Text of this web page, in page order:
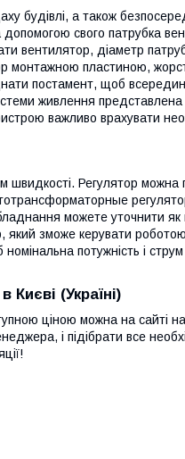
будівлі, а також
свого патрубка
вентилятор, діаметр
монтажною пластиною,
постамент, щоб
живлення представлена
важливо врахувати
Регулятор можна
можете уточнити як
який зможе керувати
потужність і
(Україні)
ціною можна на сайті
і підібрати все